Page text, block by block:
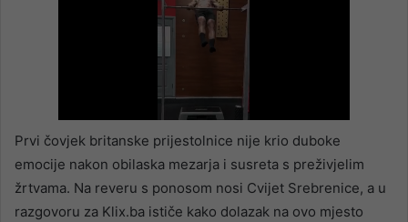
Prvi čovjek britanske prijestolnice nije krio duboke
emocije nakon obilaska mezarja i susreta s preživjelim
žrtvama. Na reveru s ponosom nosi Cvijet Srebrenice, a u
razgovoru za Klix.ba ističe kako dolazak na ovo mjesto